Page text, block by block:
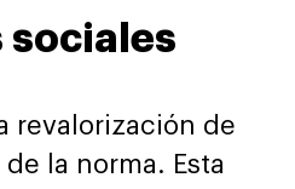
sociales
revalorización de
la norma. Esta